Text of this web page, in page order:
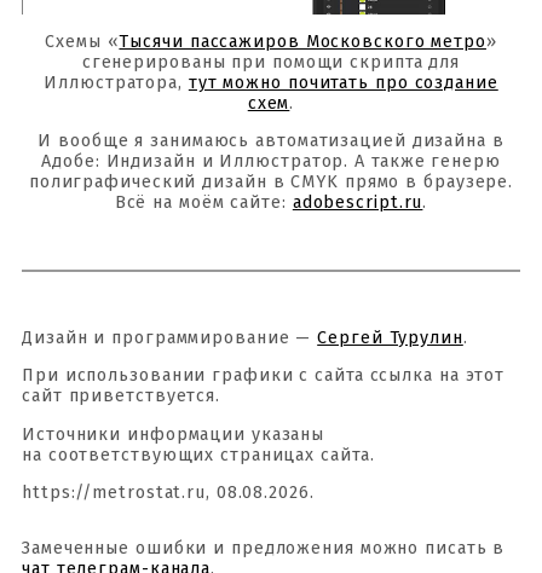
Схемы «Тысячи пассажиров Московского метро»
сгенерированы при помощи скрипта для
Иллюстратора, тут можно почитать про создание
схем.
И вообще я занимаюсь автоматизацией дизайна в
Адобе: Индизайн и Иллюстратор. А также генерю
полиграфический дизайн в CMYK прямо в браузере.
Всё на моём сайте: adobescript.ru.
Дизайн и программирование —Сергей Турулин.
При использовании графики с сайта ссылка на этот
сайт приветствуется.
Источники информации указаны
на соответствующих страницах сайта.
https://metrostat.ru, 08.08.2026.
Замеченные ошибки и предложения можно писать в
чат телеграм-канала.